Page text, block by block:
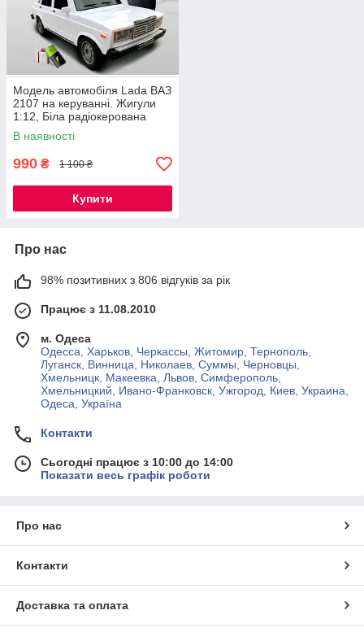
Модель автомобіля Lada ВАЗ
2107 на керуванні. Жигули
1:12, Біла радіокерована
модель
В наявності
990 ₴ 1 100 ₴
Купити
Про нас
98% позитивних з 806 відгуків за рік
Працює з 11.08.2010
м. Одеса
Одесса, Харьков, Черкассы, Житомир, Тернополь,
Луганск, Винница, Николаев, Суммы, Черновцы,
Хмельницк, Макеевка, Львов, Симферополь,
Хмельницкий, Ивано-Франковск, Ужгород, Киев, Украина,
Одеса, Україна
Контакти
Сьогодні працює з 10:00 до 14:00
Показати весь графік роботи
Про нас
Контакти
Доставка та оплата